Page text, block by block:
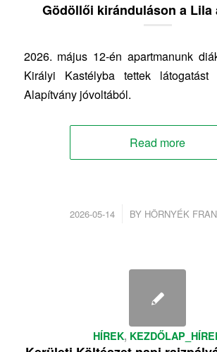
Gödöllői kiránduláson a Lila
2026. május 12-én apartmanunk
Királyi Kastélyba tettek
Alapítvány jóvoltából.
Read more
2026-05-14
/ BY HÖRNYÉK
HÍREK,